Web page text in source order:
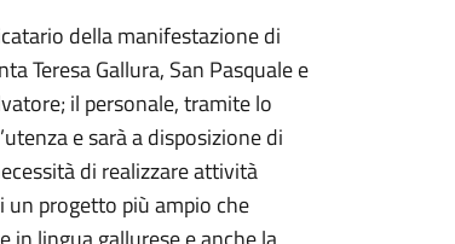
della manifestazione di
Teresa Gallura, San Pasquale e
il personale, tramite lo
e sarà a disposizione di
di realizzare attività
progetto più ampio che